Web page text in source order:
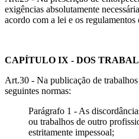
exigências absolutamente
acordo com a lei e os regulamentos
CAPÍTULO IX - DOS
Art.30 - Na publicação de
seguintes normas:
Parágrafo 1 - As
ou trabalhos de outro
estritamente impessoal;